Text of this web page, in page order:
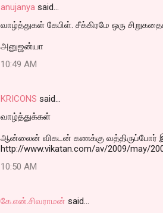
anujanya said…
வாழ்த்துகள் கேபிள். சீக்கிரமே ஒரு
அனுஜன்யா
10:49 AM
KRICONS said…
வாழ்த்துக்கள்
ஆன்லைன் விகடன் கணக்கு வத்திருப்போர்
http://www.vikatan.com/av/2009/may/
10:50 AM
கே.என்.சிவராமன் said…